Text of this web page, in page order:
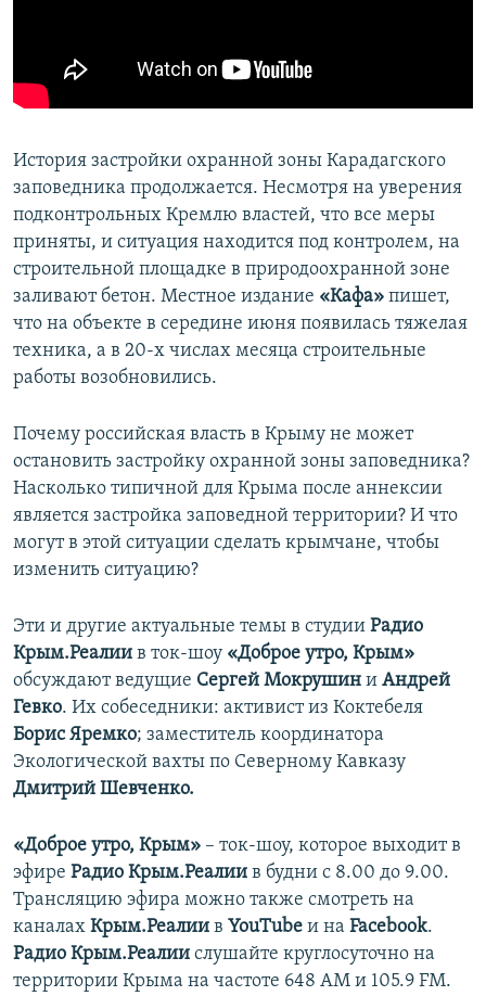
КРЫМ.НЕПОКОРЕННЫЙ
ELIFBE
Все сайты RFE/RL
История застройки охранной зоны Карадагского
заповедника продолжается. Несмотря на уверения
подконтрольных Кремлю властей, что все меры
приняты, и ситуация находится под контролем, на
строительной площадке в природоохранной зоне
заливают бетон. Местное издание «Кафа» пишет,
что на объекте в середине июня появилась тяжелая
техника, а в 20-х числах месяца строительные
работы возобновились.
Почему российская власть в Крыму не может
остановить застройку охранной зоны заповедника?
Насколько типичной для Крыма после аннексии
является застройка заповедной территории? И что
могут в этой ситуации сделать крымчане, чтобы
изменить ситуацию?
Эти и другие актуальные темы в студии Радио
Крым.Реалии в ток-шоу «Доброе утро, Крым»
обсуждают ведущие Сергей Мокрушин и Андрей
Гевко. Их собеседники: активист из Коктебеля
Борис Яремко; заместитель координатора
Экологической вахты по Северному Кавказу
Дмитрий Шевченко.
«Доброе утро, Крым» – ток-шоу, которое выходит в
эфире Радио Крым.Реалии в будни с 8.00 до 9.00.
Трансляцию эфира можно также смотреть на
каналах Крым.Реалии в YouTube и на Facebook.
Радио Крым.Реалии слушайте круглосуточно на
территории Крыма на частоте 648 АМ и 105.9 FМ.